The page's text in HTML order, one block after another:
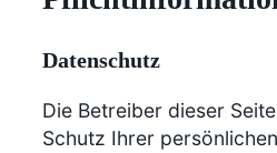
Datenschutz
Die Betreiber dieser
Schutz Ihrer